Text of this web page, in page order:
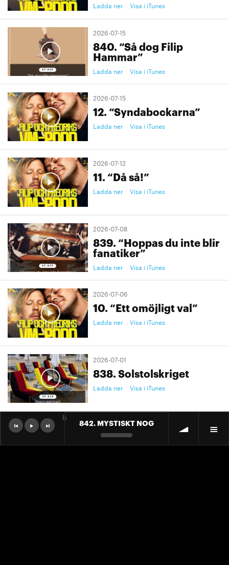
Ladda ner Visa i iTunes
2026-07-15
840. “Så dog Filip
Hammar”
Ladda ner Visa i iTunes
2026-07-15
12. “Syndabockarna”
Ladda ner Visa i iTunes
2026-07-12
11. “Då så!”
Ladda ner Visa i iTunes
2026-07-08
839. “Hoppas du inte blir
fanatiker”
Ladda ner Visa i iTunes
2026-07-06
10. “Ett omöjligt val”
Ladda ner Visa i iTunes
2026-07-01
838. Solstolskriget
Ladda ner Visa i iTunes
2026-07-01
9. "Ett landslag att älska"
842. MYSTISKT NOG
b